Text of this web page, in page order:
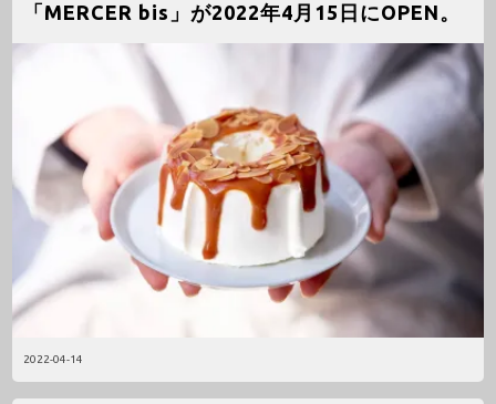
2022-04-14
「MERCER bis」が2022年4月15日にOPEN。